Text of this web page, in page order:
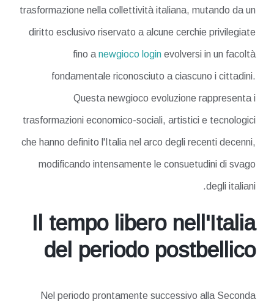
trasformazione nella collettività italiana, mutando da un
diritto esclusivo riservato a alcune cerchie privilegiate
fino a newgioco login evolversi in un facoltà
fondamentale riconosciuto a ciascuno i cittadini.
Questa newgioco evoluzione rappresenta i
trasformazioni economico-sociali, artistici e tecnologici
che hanno definito l'Italia nel arco degli recenti decenni,
modificando intensamente le consuetudini di svago
degli italiani.
Il tempo libero nell'Italia
del periodo postbellico
Nel periodo prontamente successivo alla Seconda